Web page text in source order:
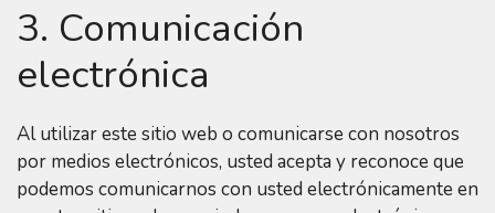
3. Comunicación
electrónica
Al utilizar este sitio web o comunicarse con nosotros
por medios electrónicos, usted acepta y reconoce que
podemos comunicarnos con usted electrónicamente en